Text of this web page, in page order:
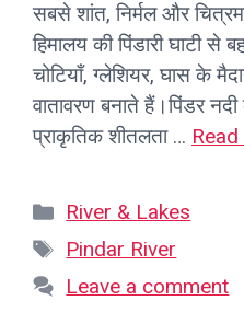
सबसे शांत, निर्मल और
हिमालय की पिंडारी घाटी से
चोटियाँ, ग्लेशियर, घास के
वातावरण बनाते हैं।पिंडर
प्राकृतिक शीतलता …
Categories
River & Lakes
Tags
Pindar River
Leave a comment